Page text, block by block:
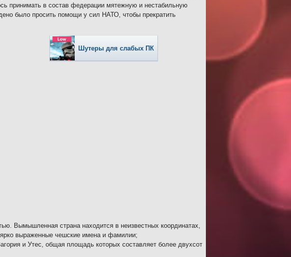
принимать в состав федерации мятежную и нестабильную
было просить помощи у сил НАТО, чтобы прекратить
Шутеры для слабых ПК
Вымышленная страна находится в неизвестных координатах,
выраженные чешские имена и фамилии;
и Утес, общая площадь которых составляет более двухсот